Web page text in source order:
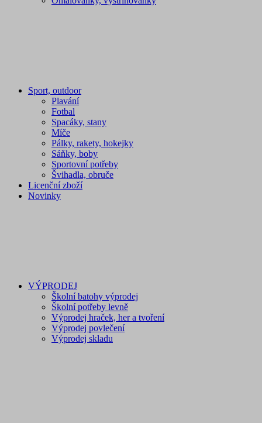
Sport, outdoor
Plavání
Fotbal
Spacáky, stany
Míče
Pálky, rakety, hokejky
Sáňky, boby
Sportovní potřeby
Švihadla, obruče
Licenční zboží
Novinky
VÝPRODEJ
Školní batohy výprodej
Školní potřeby levně
Výprodej hraček, her a tvoření
Výprodej povlečení
Výprodej skladu